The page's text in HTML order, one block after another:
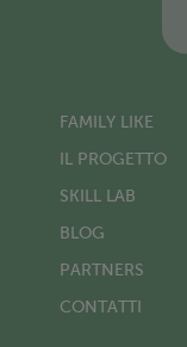
FAMILY LIKE
IL PROGETTO
SKILL LAB
BLOG
PARTNERS
CONTATTI